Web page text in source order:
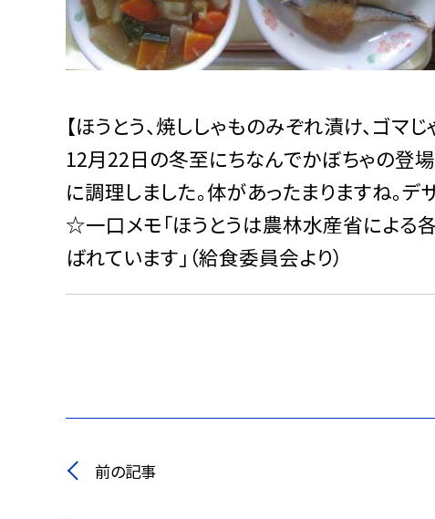
【ほうとう、焼ししゃものみぞれ漬け、ゴマ
12月22日の冬至にちなんでかぼちゃの登場
に調理しました。体があったまりますね。
☆一口メモ「ほうとうは農林水産省による
ばれています」（給食委員会より）
前の記事